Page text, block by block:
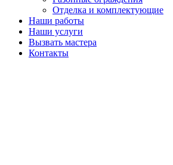
Отделка и комплектующие
Наши работы
Наши услуги
Вызвать мастера
Контакты